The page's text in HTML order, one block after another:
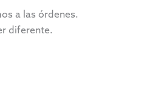
a las órdenes.
diferente.